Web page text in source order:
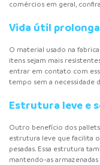
comércios em geral,
Vida útil
O material usado na
itens sejam mais
entrar em contato com
tempo sem a necessidade
Estrutura leve e
Outro benefício dos
estrutura leve que facilita
pesadas. Essa estrutura
mantendo-as armazenadas